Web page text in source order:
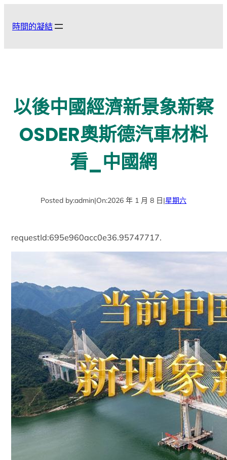
時間的凝結
以後中國經濟新景象新察
OSDER奧斯德汽車材料
看_中國網
Posted by:admin|On:2026 年 1 月 8 日|星期六
requestId:695e960acc0e36.95747717.